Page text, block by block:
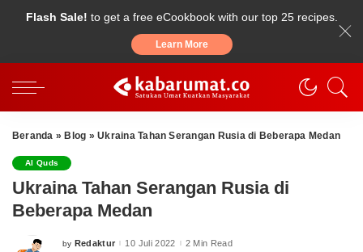
Flash Sale! to get a free eCookbook with our top 25 recipes.
Learn More
Beranda » Blog »Ukraina Tahan Serangan Rusia di Beberapa Medan
Al Quds
Ukraina Tahan Serangan Rusia di
Beberapa Medan
Posted
by Redaktur 10 Juli 2022 2 Min Read